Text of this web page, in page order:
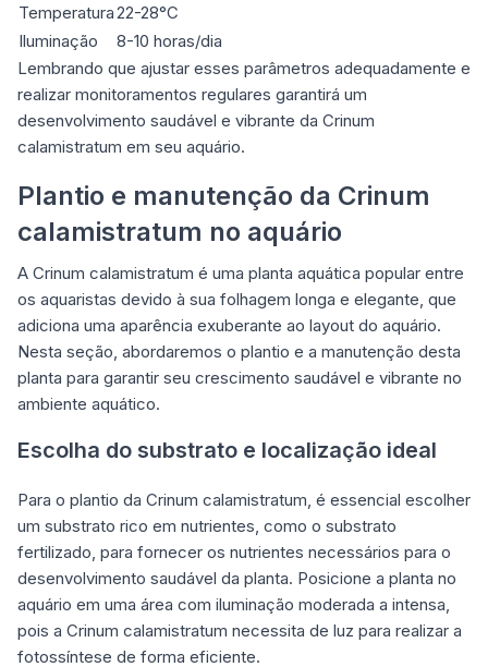
Temperatura22-28°C
Iluminação
8-10 horas/dia
Lembrando que ajustar esses parâmetros adequadamente e
realizar monitoramentos regulares garantirá um
desenvolvimento saudável e vibrante da Crinum
calamistratum em seu aquário.
Plantio e manutenção da Crinum
calamistratum no aquário
A Crinum calamistratum é uma planta aquática popular entre
os aquaristas devido à sua folhagem longa e elegante, que
adiciona uma aparência exuberante ao layout do aquário.
Nesta seção, abordaremos o plantio e a manutenção desta
planta para garantir seu crescimento saudável e vibrante no
ambiente aquático.
Escolha do substrato e localização ideal
Para o plantio da Crinum calamistratum, é essencial escolher
um substrato rico em nutrientes, como o substrato
fertilizado, para fornecer os nutrientes necessários para o
desenvolvimento saudável da planta. Posicione a planta no
aquário em uma área com iluminação moderada a intensa,
pois a Crinum calamistratum necessita de luz para realizar a
fotossíntese de forma eficiente.